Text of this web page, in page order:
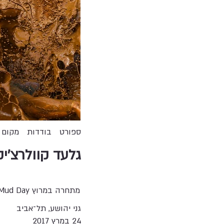
בודדות ספורט
גלעד
מתחרה במרוץ The Mud Day - מסלול כושר קרבי לאורך שלושה עשר קילומטרים, הכולל עשרים ושניים מכשולים.
גני יהושע, תל־אביב
24 במרץ 2017